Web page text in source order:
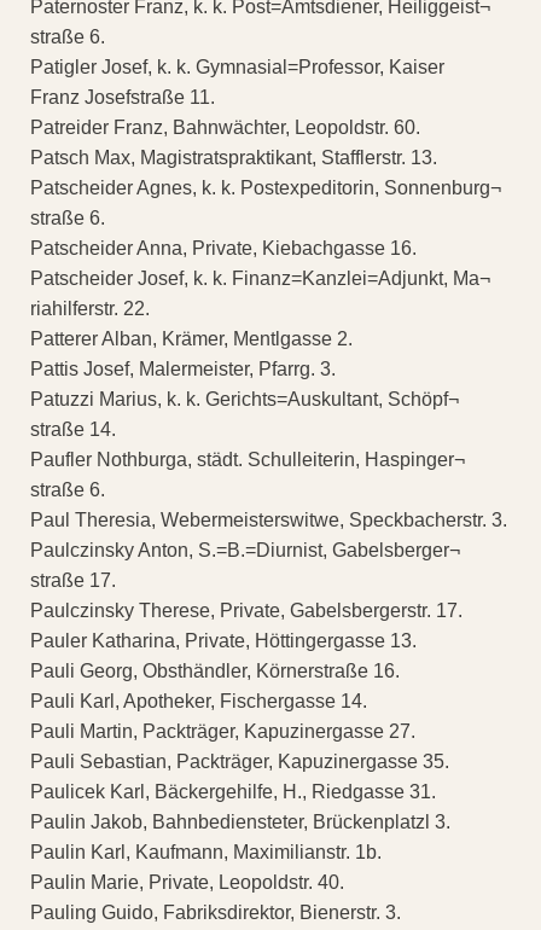
Paternoster Franz, k. k. Post=Amtsdiener, Heiliggeist¬
straße 6.
Patigler Josef, k. k. Gymnasial=Professor, Kaiser
Franz Josefstraße 11.
Patreider Franz, Bahnwächter, Leopoldstr. 60.
Patsch Max, Magistratspraktikant, Stafflerstr. 13.
Patscheider Agnes, k. k. Postexpeditorin, Sonnenburg¬
straße 6.
Patscheider Anna, Private, Kiebachgasse 16.
Patscheider Josef, k. k. Finanz=Kanzlei=Adjunkt, Ma¬
riahilferstr. 22.
Patterer Alban, Krämer, Mentlgasse 2.
Pattis Josef, Malermeister, Pfarrg. 3.
Patuzzi Marius, k. k. Gerichts=Auskultant, Schöpf¬
straße 14.
Paufler Nothburga, städt. Schulleiterin, Haspinger¬
straße 6.
Paul Theresia, Webermeisterswitwe, Speckbacherstr. 3.
Paulczinsky Anton, S.=B.=Diurnist, Gabelsberger¬
straße 17.
Paulczinsky Therese, Private, Gabelsbergerstr. 17.
Pauler Katharina, Private, Höttingergasse 13.
Pauli Georg, Obsthändler, Körnerstraße 16.
Pauli Karl, Apotheker, Fischergasse 14.
Pauli Martin, Packträger, Kapuzinergasse 27.
Pauli Sebastian, Packträger, Kapuzinergasse 35.
Paulicek Karl, Bäckergehilfe, H., Riedgasse 31.
Paulin Jakob, Bahnbediensteter, Brückenplatzl 3.
Paulin Karl, Kaufmann, Maximilianstr. 1b.
Paulin Marie, Private, Leopoldstr. 40.
Pauling Guido, Fabriksdirektor, Bienerstr. 3.